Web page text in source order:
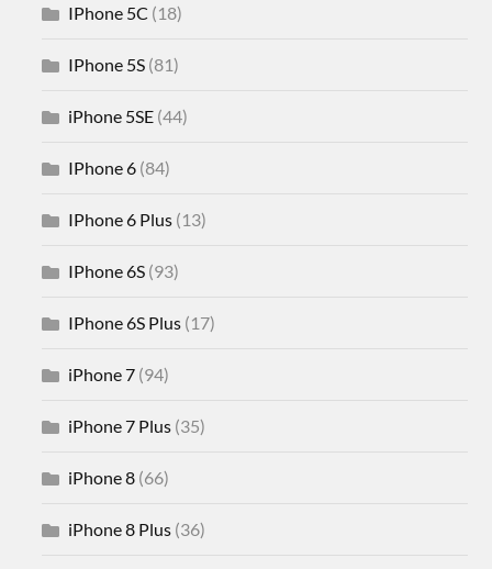
IPhone 5C (18)
IPhone 5S (81)
iPhone 5SE (44)
IPhone 6 (84)
IPhone 6 Plus (13)
IPhone 6S (93)
IPhone 6S Plus (17)
iPhone 7 (94)
iPhone 7 Plus (35)
iPhone 8 (66)
iPhone 8 Plus (36)